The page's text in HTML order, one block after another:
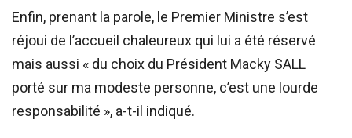
Enfin, prenant la parole, le Premier Ministre s’est
réjoui de l’accueil chaleureux qui lui a été réservé
mais aussi « du choix du Président Macky SALL
porté sur ma modeste personne, c’est une lourde
responsabilité », a-t-il indiqué.